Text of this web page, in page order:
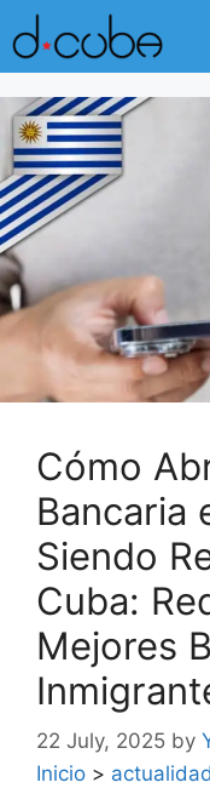
Skip
to
content
Cómo
Bancaria
Siendo
Cuba:
Mejores
22 July, 2025 by
Inicio > actualidad